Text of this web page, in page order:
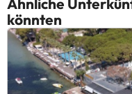
könnten